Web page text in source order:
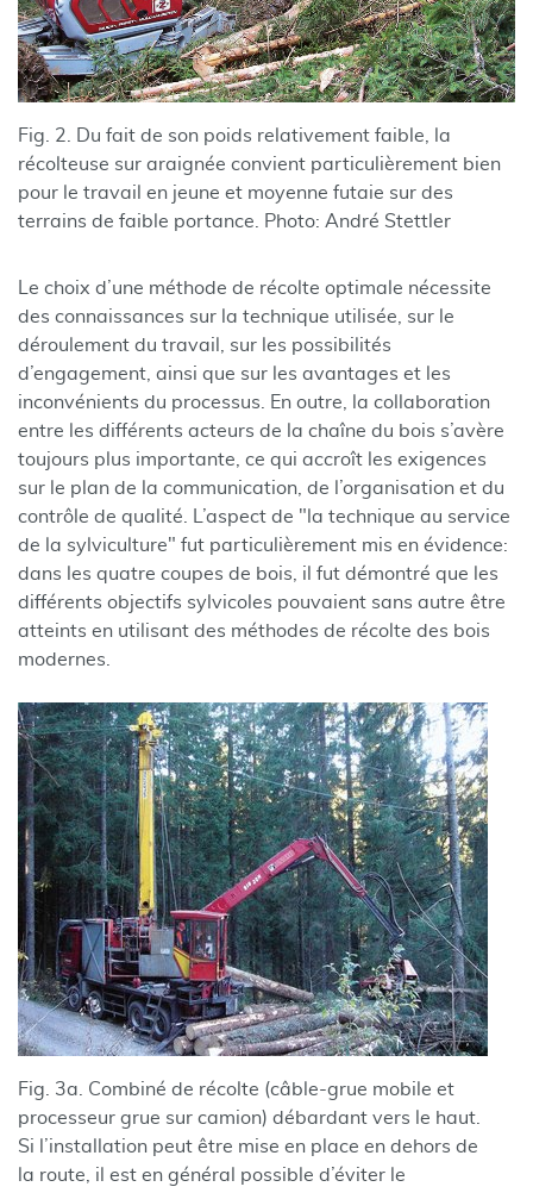
Fig. 2. Du fait de son poids relativement faible, la
récolteuse sur araignée convient particulièrement bien
pour le travail en jeune et moyenne futaie sur des
terrains de faible portance. Photo: André Stettler
Le choix d’une méthode de récolte optimale nécessite
des connaissances sur la technique utilisée, sur le
déroulement du travail, sur les possibilités
d’engagement, ainsi que sur les avantages et les
inconvénients du processus. En outre, la collaboration
entre les différents acteurs de la chaîne du bois s’avère
toujours plus importante, ce qui accroît les exigences
sur le plan de la communication, de l’organisation et du
contrôle de qualité. L’aspect de "la technique au service
de la sylviculture" fut particulièrement mis en évidence:
dans les quatre coupes de bois, il fut démontré que les
différents objectifs sylvicoles pouvaient sans autre être
atteints en utilisant des méthodes de récolte des bois
modernes.
Fig. 3a. Combiné de récolte (câble-grue mobile et
processeur grue sur camion) débardant vers le haut.
Si l’installation peut être mise en place en dehors de
la route, il est en général possible d’éviter le